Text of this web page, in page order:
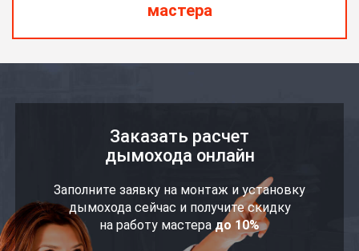
мастера
Заказать расчет
дымохода онлайн
Заполните заявку на монтаж и установку
дымохода сейчас и получите скидку
на работу мастера до 10%